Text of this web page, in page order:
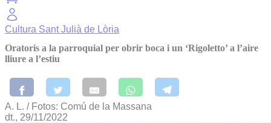
Cultura Sant Julià de Lòria
Oratoris a la parroquial per obrir boca i un ‘Rigoletto’ a l’aire
lliure a l’estiu
A. L. / Fotos: Comú de la Massana
dt., 29/11/2022